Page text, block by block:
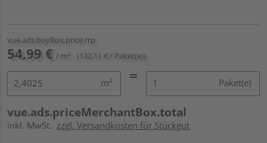
vue.ads.buyBox.price.rrp
54,99 € / m² (132,11 € / Paket(e))
m² Paket(e)
vue.ads.priceMerchantBox.total
inkl. MwSt. zzgl. Versandkosten für Stückgut